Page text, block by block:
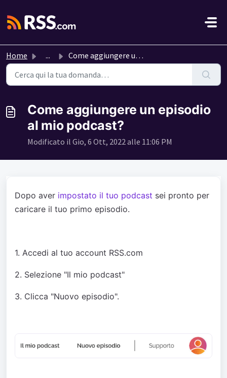
Home ... Come aggiungere un episodio al mio podcast?
Come aggiungere un episodio
al mio podcast?
Modificato il Gio, 6 Ott, 2022 alle 11:06 PM
Dopo aver impostato il tuo podcast sei pronto per
caricare il tuo primo episodio.
1. Accedi al tuo account RSS.com
2. Selezione "Il mio podcast"
3. Clicca "Nuovo episodio".